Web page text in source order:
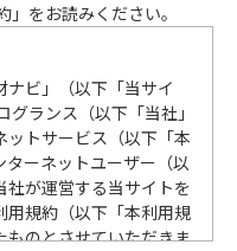
をお読みください。
ビ」（以下「当サイ
ランス（以下「当社」
ットサービス（以下「本
ーネットユーザー（以
が運営する当サイトを
用規約（以下「本利用規
ものとさせていただきま